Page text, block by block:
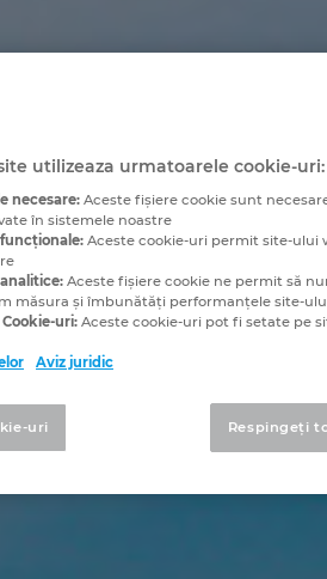
utilizeaza urmatoarele cookie-uri:
necesare: Aceste fişiere cookie sunt
în sistemele noastre
Aceste cookie-uri permit site-ului
Aceste fişiere cookie ne permit să
măsura și îmbunătăți performanțele site-
uri: Aceste cookie-uri pot fi setate pe
Aviz juridic
Respingeți
uri